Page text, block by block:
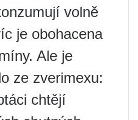
volně
je obohacena
Ale je
ze zverimexu:
chtějí